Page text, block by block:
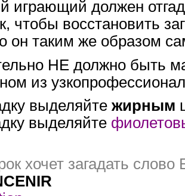
должен
чтобы восстановить
он таким же образом
НЕ должно быть
из
выделяйте жирным
выделяйте
хочет загадать слово